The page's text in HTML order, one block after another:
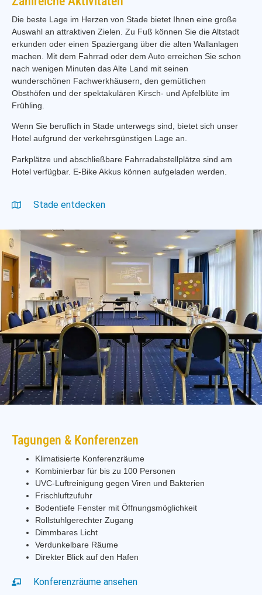
Die beste Lage im Herzen von Stade bietet Ihnen eine große
Auswahl an attraktiven Zielen. Zu Fuß können Sie die Altstadt
erkunden oder einen Spaziergang über die alten Wallanlagen
machen. Mit dem Fahrrad oder dem Auto erreichen Sie schon
nach wenigen Minuten das Alte Land mit seinen
wunderschönen Fachwerkhäusern, den gemütlichen
Obsthöfen und der spektakulären Kirsch- und Apfelblüte im
Frühling.
Wenn Sie beruflich in Stade unterwegs sind, bietet sich unser
Hotel aufgrund der verkehrsgünstigen Lage an.
Parkplätze und abschließbare Fahrradabstellplätze sind am
Hotel verfügbar. E-Bike Akkus können aufgeladen werden.
Stade entdecken
Tagungen & Konferenzen
Klimatisierte Konferenzräume
Kombinierbar für bis zu 100 Personen
UVC-Luftreinigung gegen Viren und Bakterien
Frischluftzufuhr
Bodentiefe Fenster mit Öffnungsmöglichkeit
Rollstuhlgerechter Zugang
Dimmbares Licht
Verdunkelbare Räume
Direkter Blick auf den Hafen
Konferenzräume ansehen